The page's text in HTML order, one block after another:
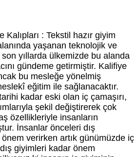
Kalıpları : Tekstil hazır giyim
yaşanan teknolojik ve
yıllarda ülkemizde bu alanda
gündeme getirmiştir. Kalifiye
bu mesleğe yönelmiş
eğitim ile sağlanacaktır.
kadar eski olan iç çamaşırı,
şekil değiştirerek çok
özellikleriyle insanların
İnsanlar önceleri dış
verirken artık günümüzde iç
giyimleri kadar önem